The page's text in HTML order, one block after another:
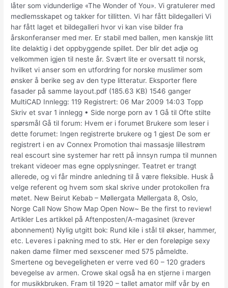
låter som vidunderlige «The Wonder of You». Vi gratulerer med
medlemsskapet og takker for tillitten. Vi har fått bildegalleri Vi
har fått laget et bildegalleri hvor vi kan vise bilder fra
årskonferanser med mer. Er stabil med ballen, men kanskje litt
lite delaktig i det oppbyggende spillet. Der blir det adjø og
velkommen igjen til neste år. Svært lite er oversatt til norsk,
hvilket vi anser som en utfordring for norske muslimer som
ønsker å berike seg av den type litteratur. Eksporter flere
fasader på samme layout.pdf (185.63 KB) 1546 ganger
MultiCAD Innlegg: 119 Registrert: 06 Mar 2009 14:03 Topp
Skriv et svar 1 innlegg • Side norge porn av 1 Gå til Ofte stilte
spørsmål Gå til forum: Hvem er i forumet Brukere som leser i
dette forumet: Ingen registrerte brukere og 1 gjest De som er
registrert i en av Connex Promotion thai massasje lillestrøm
real escourt sine systemer har rett på innsyn rumpa til munnen
trekant videoer mas egne opplysninger. Teatret er trangt
allerede, og vi får mindre anledning til å være fleksible. Husk å
velge referent og hvem som skal skrive under protokollen fra
møtet. New Beirut Kebab – Møllergata Møllergata 8, Oslo,
Norge Call Now Show Map Open Now~ Be the first to review!
Artikler Les artikkel på Aftenposten/A-magasinet (krever
abonnement) Nylig utgitt bok: Rund kile i stål til økser, hammer,
etc. Leveres i pakning med to stk. Her er den foreløpige sexy
naken dame filmer med sexscener med 575 påmeldte.
Smertene og bevegeligheten er verre ved 60 – 120 graders
bevegelse av armen. Crowe skal også ha en stjerne i margen
for musikkbruken. Fram til 1920 – tallet amator milf vår by en